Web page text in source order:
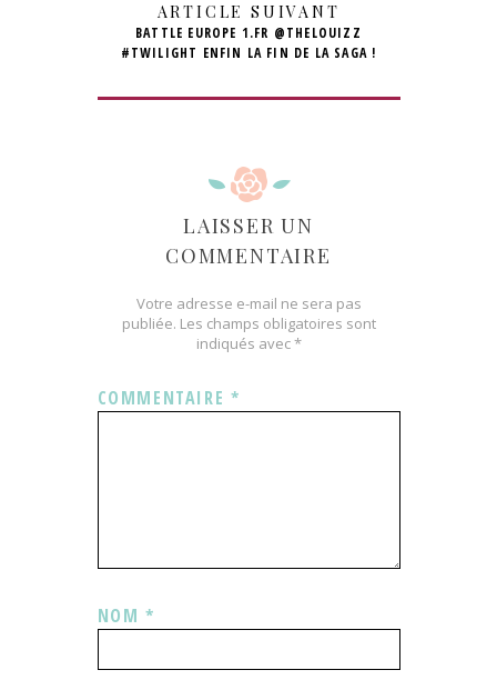
ARTICLE SUIVANT
BATTLE EUROPE 1.FR @THELOUIZZ
#TWILIGHT ENFIN LA FIN DE LA SAGA !
LAISSER UN
COMMENTAIRE
Votre adresse e-mail ne sera pas
publiée. Les champs obligatoires sont
indiqués avec*
COMMENTAIRE *
NOM *